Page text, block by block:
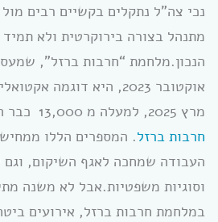
נכי צה”ל נתקלים בקשיים רבים
מתנהל בצורה בירוקרטית ולא
הנכון.מלחמת “חרבות ברזל”,
אוקטובר 2023, היא דוגמה
מרץ 2025, למעלה מ 13,000 כבר הוכרו כ –
חרבות ברזל. המספרים הללו
העבודה שמחכה לאגף השיקום, וגם
וסוגיות משפטיות.אבל לא משנה
במלחמת חרבות ברזל, אירועים